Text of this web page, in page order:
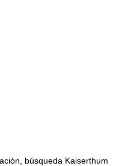
búsqueda Kaiserthum